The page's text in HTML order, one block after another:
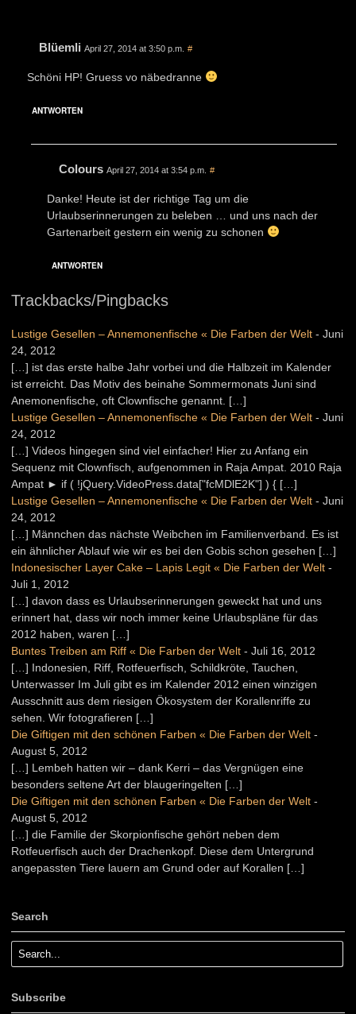
Blüemli April 27, 2014 at 3:50 p.m. #
Schöni HP! Gruess vo näbedranne
ANTWORTEN
Colours April 27, 2014 at 3:54 p.m. #
Danke! Heute ist der richtige Tag um die
Urlaubserinnerungen zu beleben … und uns nach der
Gartenarbeit gestern ein wenig zu schonen
ANTWORTEN
Trackbacks/Pingbacks
Lustige Gesellen – Annemonenfische « Die Farben der Welt - Juni
24, 2012
[…] ist das erste halbe Jahr vorbei und die Halbzeit im Kalender
ist erreicht. Das Motiv des beinahe Sommermonats Juni sind
Anemonenfische, oft Clownfische genannt. […]
Lustige Gesellen – Annemonenfische « Die Farben der Welt - Juni
24, 2012
[…] Videos hingegen sind viel einfacher! Hier zu Anfang ein
Sequenz mit Clownfisch, aufgenommen in Raja Ampat. 2010 Raja
Ampat ► if ( !jQuery.VideoPress.data["fcMDlE2K"] ) { […]
Lustige Gesellen – Annemonenfische « Die Farben der Welt - Juni
24, 2012
[…] Männchen das nächste Weibchen im Familienverband. Es ist
ein ähnlicher Ablauf wie wir es bei den Gobis schon gesehen […]
Indonesischer Layer Cake – Lapis Legit « Die Farben der Welt -
Juli 1, 2012
[…] davon dass es Urlaubserinnerungen geweckt hat und uns
erinnert hat, dass wir noch immer keine Urlaubspläne für das
2012 haben, waren […]
Buntes Treiben am Riff « Die Farben der Welt - Juli 16, 2012
[…] Indonesien, Riff, Rotfeuerfisch, Schildkröte, Tauchen,
Unterwasser Im Juli gibt es im Kalender 2012 einen winzigen
Ausschnitt aus dem riesigen Ökosystem der Korallenriffe zu
sehen. Wir fotografieren […]
Die Giftigen mit den schönen Farben « Die Farben der Welt -
August 5, 2012
[…] Lembeh hatten wir – dank Kerri – das Vergnügen eine
besonders seltene Art der blaugeringelten […]
Die Giftigen mit den schönen Farben « Die Farben der Welt -
August 5, 2012
[…] die Familie der Skorpionfische gehört neben dem
Rotfeuerfisch auch der Drachenkopf. Diese dem Untergrund
angepassten Tiere lauern am Grund oder auf Korallen […]
Search
Subscribe